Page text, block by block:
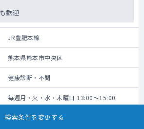
歓迎
JR豊肥本線
熊本県熊本市中央区
健康診断・不問
毎週月・火・水・木曜日 13:00～15:00
2026年4月以降
検索条件を変更する